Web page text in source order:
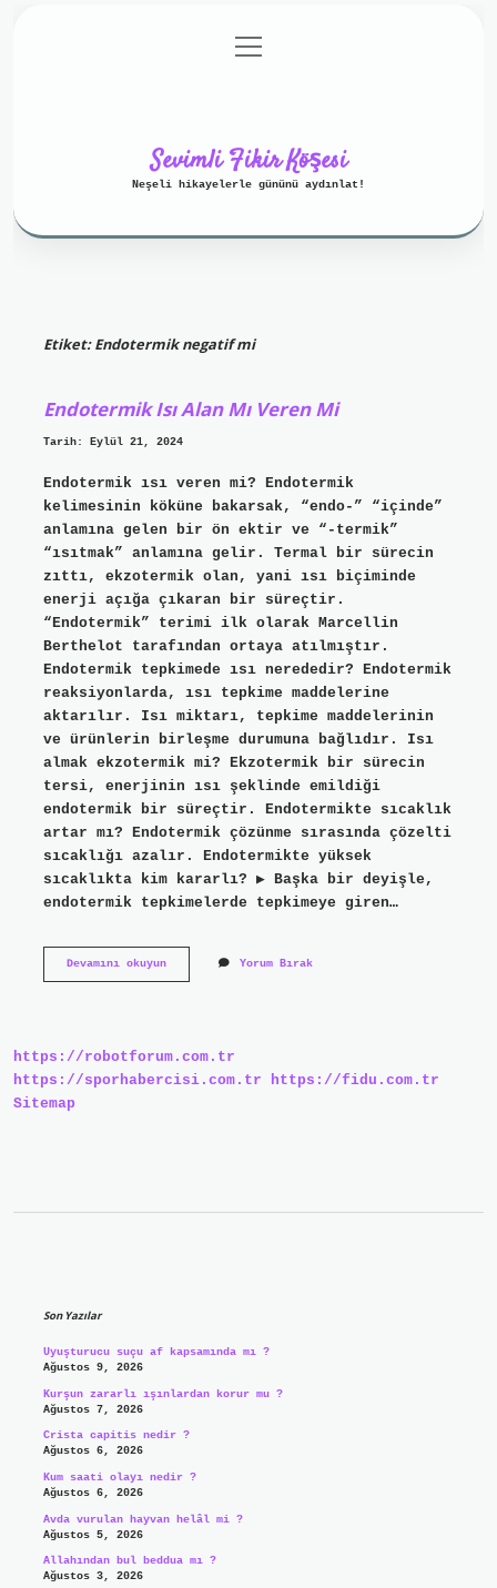
Gizlilik Politikası
menüyü
aç
Sevimli Fikir Köşesi
Neşeli hikayelerle gününü aydınlat!
Etiket:Endotermik negatif mi
Endotermik Isı Alan Mı Veren Mi
Tarih: Eylül 21, 2024
Endotermik ısı veren mi? Endotermik
kelimesinin köküne bakarsak, “endo-” “içinde”
anlamına gelen bir ön ektir ve “-termik”
“ısıtmak” anlamına gelir. Termal bir sürecin
zıttı, ekzotermik olan, yani ısı biçiminde
enerji açığa çıkaran bir süreçtir.
“Endotermik” terimi ilk olarak Marcellin
Berthelot tarafından ortaya atılmıştır.
Endotermik tepkimede ısı nerededir? Endotermik
reaksiyonlarda, ısı tepkime maddelerine
aktarılır. Isı miktarı, tepkime maddelerinin
ve ürünlerin birleşme durumuna bağlıdır. Isı
almak ekzotermik mi? Ekzotermik bir sürecin
tersi, enerjinin ısı şeklinde emildiği
endotermik bir süreçtir. Endotermikte sıcaklık
artar mı? Endotermik çözünme sırasında çözelti
sıcaklığı azalır. Endotermikte yüksek
sıcaklıkta kim kararlı? ▶ Başka bir deyişle,
endotermik tepkimelerde tepkimeye giren…
Devamını okuyunEndotermik
Yorum Bırak
https://robotforum.com.tr
https://sporhabercisi.com.tr
https://fidu.com.tr
Sitemap
Son Yazılar
Uyuşturucu suçu af kapsamında mı ?
Ağustos 9, 2026
Kurşun zararlı ışınlardan korur mu ?
Ağustos 7, 2026
Crista capitis nedir ?
Ağustos 6, 2026
Kum saati olayı nedir ?
Ağustos 6, 2026
Avda vurulan hayvan helâl mi ?
Ağustos 5, 2026
Allahından bul beddua mı ?
Ağustos 3, 2026